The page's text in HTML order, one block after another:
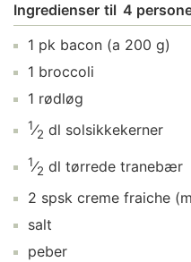
Ingredienser til 4
1 pk bacon (a 200 g)
1 broccoli
1 rødløg
1⁄2 dl solsikkekerner
1⁄2 dl tørrede tranebær
2 spsk creme fraiche
salt
peber